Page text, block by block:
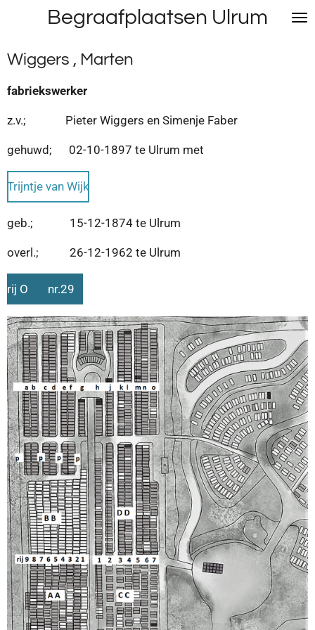
naar
de
hoofdinhoud
Begraafplaatsen Ulrum
Wiggers , Marten
fabriekswerker
z.v.; Pieter Wiggers en Simenje Faber
gehuwd; 02-10-1897 te Ulrum met
Trijntje van Wijk
geb.; 15-12-1874 te Ulrum
overl.; 26-12-1962 te Ulrum
rij O nr.29